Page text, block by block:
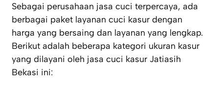
Sebagai perusahaan jasa cuci terpercaya, ada
berbagai paket layanan cuci kasur dengan
harga yang bersaing dan layanan yang lengkap.
Berikut adalah beberapa kategori ukuran kasur
yang dilayani oleh jasa cuci kasur Jatiasih
Bekasi ini: